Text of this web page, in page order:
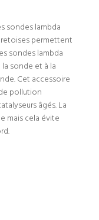
sondes lambda
permettent
sondes lambda
sonde et à la
Cet accessoire
pollution
âgés. La
mais cela évite